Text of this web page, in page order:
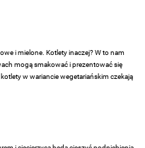
i mielone. Kotlety inaczej? W to nam
mogą smakować i prezentować się
w wariancie wegetariańskim czekają